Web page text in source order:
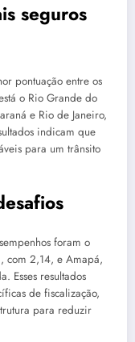
seguros
pontuação entre os
o Rio Grande do
e Rio de Janeiro,
indicam que
para um trânsito
foram o
com 2,14, e Amapá,
Esses resultados
de fiscalização,
para reduzir